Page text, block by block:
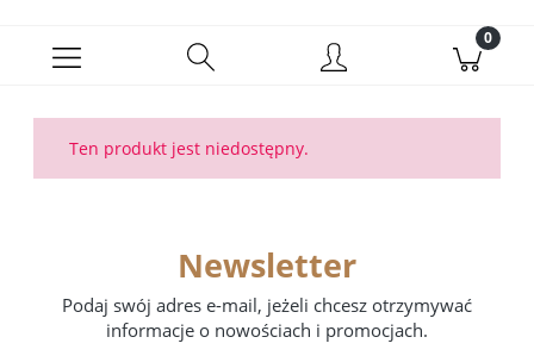
Ten produkt jest niedostępny.
Newsletter
Podaj swój adres e-mail, jeżeli chcesz otrzymywać
informacje o nowościach i promocjach.